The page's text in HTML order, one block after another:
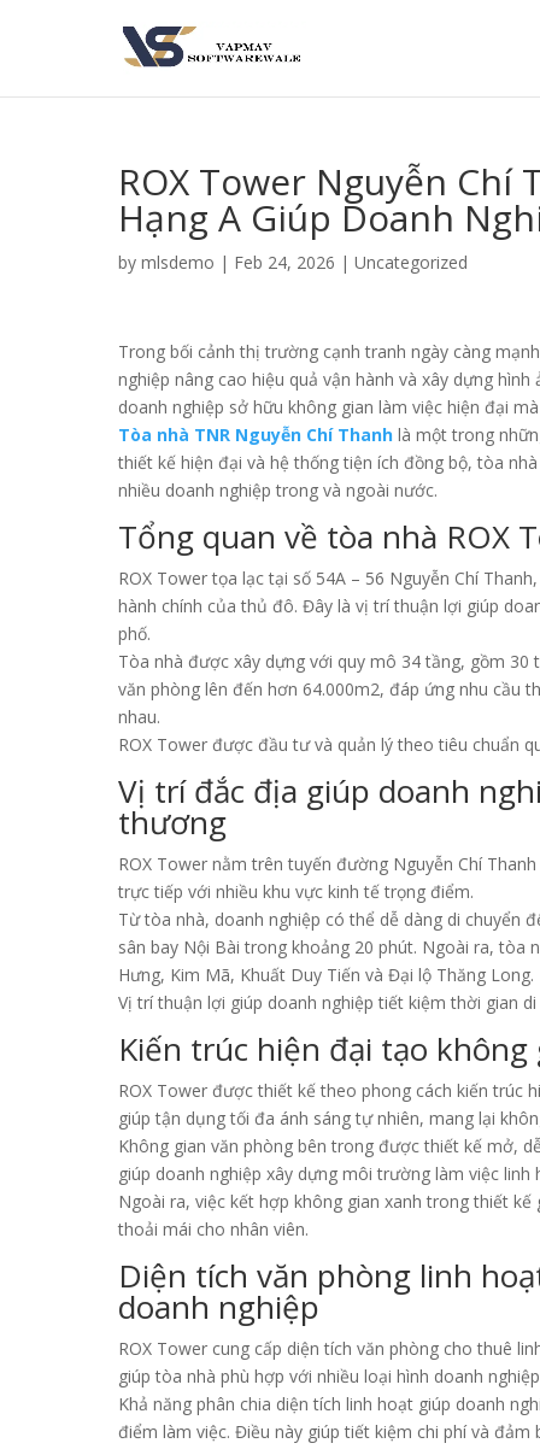
ROX Tower Nguyễn Chí
Hạng A Giúp Doanh
by mlsdemo | Feb 24, 2026 | Uncategorized
Trong bối cảnh thị trường cạnh tranh ngày càng
nghiệp nâng cao hiệu quả vận hành và xây dựng
doanh nghiệp sở hữu không gian làm việc hiện đại
Tòa nhà TNR Nguyễn Chí Thanh là một trong
thiết kế hiện đại và hệ thống tiện ích đồng bộ, tòa
nhiều doanh nghiệp trong và ngoài nước.
Tổng quan về tòa nhà ROX
ROX Tower tọa lạc tại số 54A – 56 Nguyễn Chí
hành chính của thủ đô. Đây là vị trí thuận lợi giúp
phố.
Tòa nhà được xây dựng với quy mô 34 tầng, gồm
văn phòng lên đến hơn 64.000m2, đáp ứng nhu cầu
nhau.
ROX Tower được đầu tư và quản lý theo tiêu chuẩn
Vị trí đắc địa giúp doanh
thương
ROX Tower nằm trên tuyến đường Nguyễn Chí
trực tiếp với nhiều khu vực kinh tế trọng điểm.
Từ tòa nhà, doanh nghiệp có thể dễ dàng di chuyển
sân bay Nội Bài trong khoảng 20 phút. Ngoài ra,
Hưng, Kim Mã, Khuất Duy Tiến và Đại lộ Thăng Long.
Vị trí thuận lợi giúp doanh nghiệp tiết kiệm thời gian
Kiến trúc hiện đại tạo
ROX Tower được thiết kế theo phong cách kiến trúc
giúp tận dụng tối đa ánh sáng tự nhiên, mang lại
Không gian văn phòng bên trong được thiết kế mở,
giúp doanh nghiệp xây dựng môi trường làm việc linh
Ngoài ra, việc kết hợp không gian xanh trong thiết
thoải mái cho nhân viên.
Diện tích văn phòng linh
doanh nghiệp
ROX Tower cung cấp diện tích văn phòng cho thuê
giúp tòa nhà phù hợp với nhiều loại hình doanh
Khả năng phân chia diện tích linh hoạt giúp doanh
điểm làm việc. Điều này giúp tiết kiệm chi phí và